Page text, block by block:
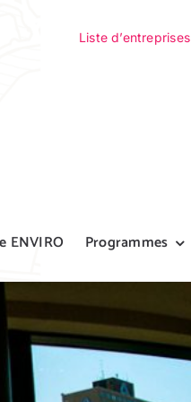
Liste d’entreprises
ENVIRO Programmes